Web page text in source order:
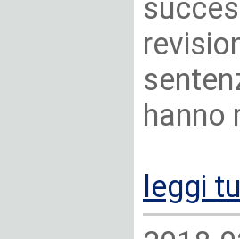
leggi